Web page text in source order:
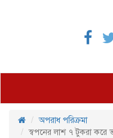
অপরাধ পরিক্রমা
স্বপনের লাশ ৭ টুকরা করে